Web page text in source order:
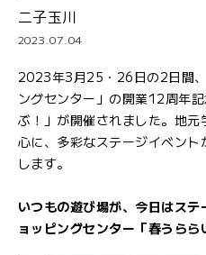
二子玉川
2023.07.04
2023年3月25・26日の2日間
ングセンター」の開業12周年
ぶ！」が開催されました。地
心に、多彩なステージイベン
します。
いつもの遊び場が、今日はス
ョッピングセンター「春うらら